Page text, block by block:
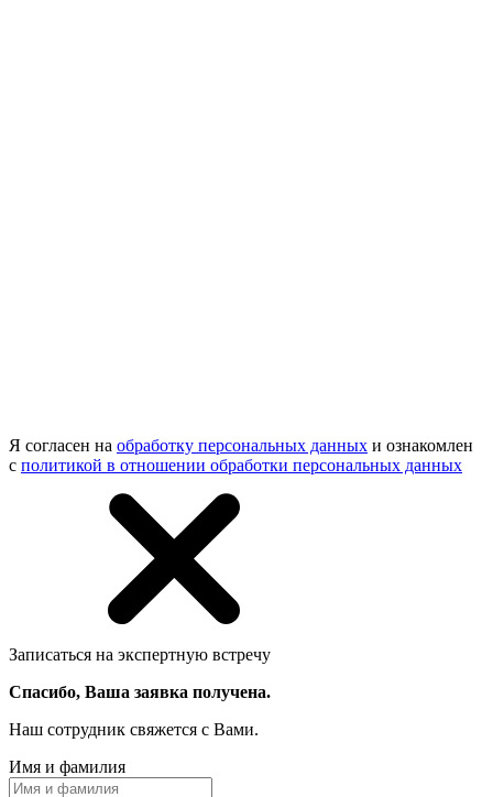
Я согласен на обработку персональных данных и ознакомлен
с политикой в отношении обработки персональных данных
Записаться на экспертную встречу
Спасибо, Ваша заявка получена.
Наш сотрудник свяжется с Вами.
Имя и фамилия